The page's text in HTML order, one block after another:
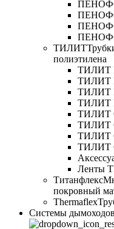
ТИЛИТ
полиэтилена
ТИЛИТ
ТИЛИТ
ТИЛИТ
ТИЛИТ
ТИЛИТ
ТИЛИТ
ТИЛИТ
ТИЛИТ
Ленты
Титанфлекс
покровный
Thermaflex
Cистемы дымоходов